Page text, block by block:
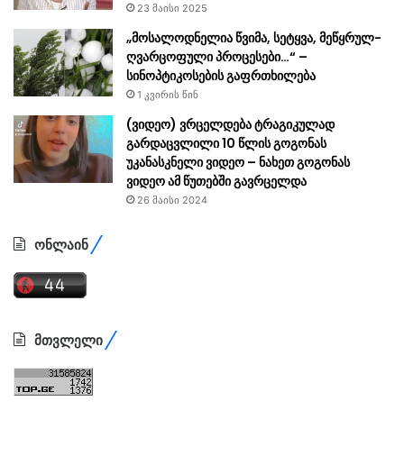
23 მაისი 2025
„მოსალოდნელია წვიმა, სეტყვა, მეწყრულ-
ღვარცოფული პროცესები…“ –
სინოპტიკოსების გაფრთხილება
1 კვირის წინ
(ვიდეო) ვრცელდება ტრაგიკულად
გარდაცვლილი 10 წლის გოგონას
უკანასკნელი ვიდეო – ნახეთ გოგონას
ვიდეო ამ წუთებში გავრცელდა
26 მაისი 2024
ონლაინ
მთვლელი